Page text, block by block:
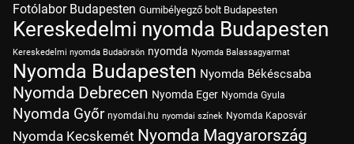
Fotólabor Budapesten Gumibélyegző bolt Budapesten
Kereskedelmi nyomda Budapesten
Kereskedelmi nyomda Budaörsön nyomda Nyomda Balassagyarmat
Nyomda Budapesten Nyomda Békéscsaba
Nyomda Debrecen Nyomda Eger Nyomda Gyula
Nyomda Győr nyomdai.hu nyomdai színek Nyomda Kaposvár
Nyomda Kecskemét Nyomda Magyarország